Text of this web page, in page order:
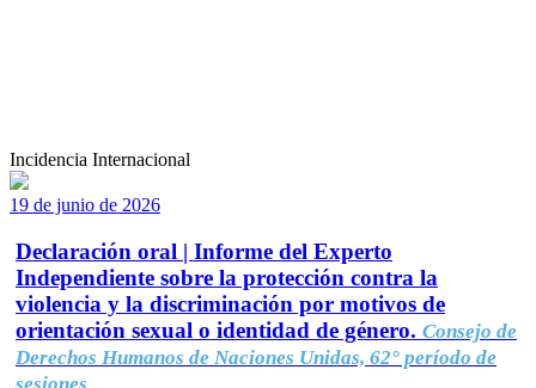
Incidencia Internacional
19 de junio de 2026
Declaración oral | Informe del Experto
Independiente sobre la protección contra la
violencia y la discriminación por motivos de
orientación sexual o identidad de género. Consejo de
Derechos Humanos de Naciones Unidas, 62° período de